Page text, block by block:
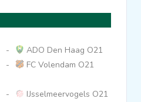
-
ADO Den Haag O21
-
FC Volendam O21
-
IJsselmeervogels O21